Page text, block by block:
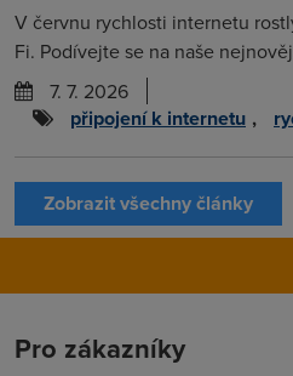
V červnu rychlosti internetu
Fi. Podívejte se na naše
7. 7. 2026
připojení k internetu ,
Zobrazit všechny články
Pro zákazníky